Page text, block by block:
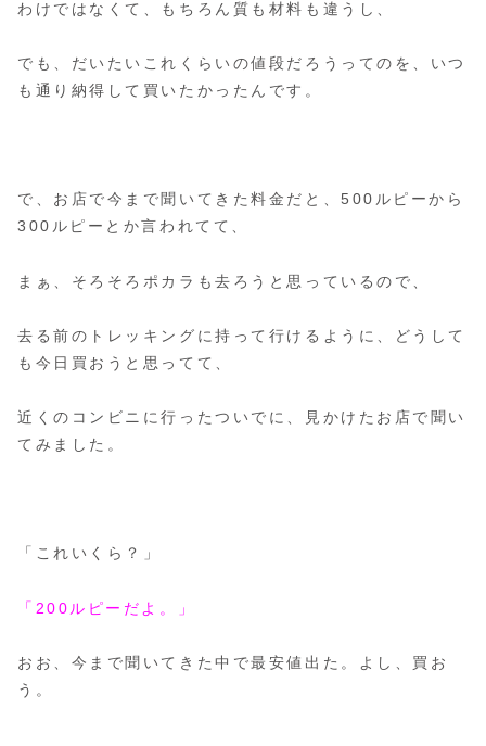
わけではなくて、もちろん質も材料も違うし、
でも、だいたいこれくらいの値段だろうってのを、いつ
も通り納得して買いたかったんです。
で、お店で今まで聞いてきた料金だと、500ルピーから
300ルピーとか言われてて、
まぁ、そろそろポカラも去ろうと思っているので、
去る前のトレッキングに持って行けるように、どうして
も今日買おうと思ってて、
近くのコンビニに行ったついでに、見かけたお店で聞い
てみました。
「これいくら？」
「200ルピーだよ。」
おお、今まで聞いてきた中で最安値出た。よし、買お
う。